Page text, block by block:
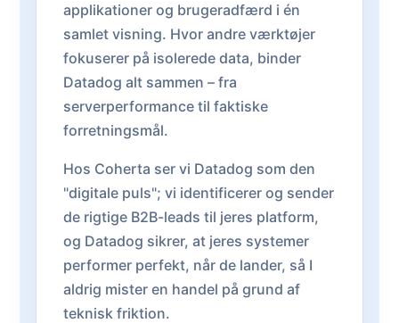
applikationer og brugeradfærd i én
samlet visning. Hvor andre værktøjer
fokuserer på isolerede data, binder
Datadog alt sammen – fra
serverperformance til faktiske
forretningsmål.
Hos Coherta ser vi Datadog som den
"digitale puls"; vi identificerer og sender
de rigtige B2B-leads til jeres platform,
og Datadog sikrer, at jeres systemer
performer perfekt, når de lander, så I
aldrig mister en handel på grund af
teknisk friktion.